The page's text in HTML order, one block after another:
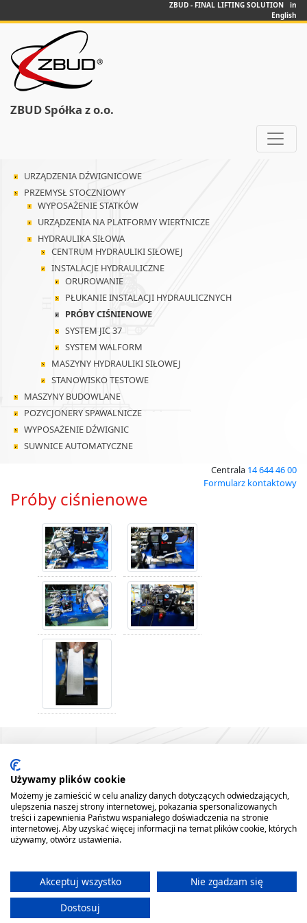
ZBUD - FINAL LIFTING SOLUTION in
English
ZBUD Spółka z o.o.
URZĄDZENIA DŹWIGNICOWE
PRZEMYSŁ STOCZNIOWY
WYPOSAŻENIE STATKÓW
URZĄDZENIA NA PLATFORMY WIERTNICZE
HYDRAULIKA SIŁOWA
CENTRUM HYDRAULIKI SIŁOWEJ
INSTALACJE HYDRAULICZNE
ORUROWANIE
PŁUKANIE INSTALACJI HYDRAULICZNYCH
PRÓBY CIŚNIENOWE
SYSTEM JIC 37
SYSTEM WALFORM
MASZYNY HYDRAULIKI SIŁOWEJ
STANOWISKO TESTOWE
MASZYNY BUDOWLANE
POZYCJONERY SPAWALNICZE
WYPOSAŻENIE DŹWIGNIC
SUWNICE AUTOMATYCZNE
Centrala 14 644 46 00
Formularz kontaktowy
Próby ciśnienowe
GŁÓWNA FIRMA REFERENCJE AKTUALNOŚCI PRODUKTY
USŁUGI
Suwnice, żurawie, zawiesia, wciągarki, przeciągarki, liftket, konstrukcje stalowe,
wciągniki.
Serwis oraz montaż urządzeń dźwignicowych. Usługi serwisowe - suwnica,
żuraw, wciągniki, wciągarki, żurawie oraz inne konstrukcje stalowe.
Używamy plików cookie
Możemy je zamieścić w celu analizy danych dotyczących odwiedzających,
ulepszenia naszej strony internetowej, pokazania spersonalizowanych
treści i zapewnienia Państwu wspaniałego doświadczenia na stronie
internetowej. Aby uzyskać więcej informacji na temat plików cookie, których
używamy, otwórz ustawienia.
Akceptuj wszystko
Nie zgadzam się
Dostosuj